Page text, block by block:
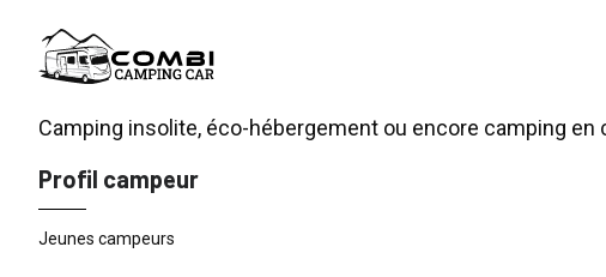
Camping insolite, éco-hébergement ou encore camping en
Profil campeur
Jeunes campeurs